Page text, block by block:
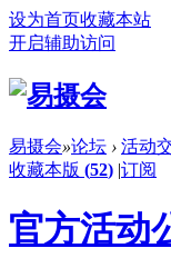
设为首页收藏本站
开启辅助访问
易摄会»论坛 › 活动
收藏本版 (52) |订阅
官方活动